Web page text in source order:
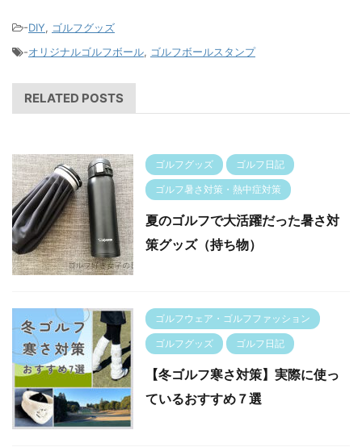
-DIY, ゴルフグッズ
-オリジナルゴルフボール, ゴルフボールスタンプ
RELATED POSTS
ゴルフグッズ ゴルフ日記
ゴルフ暑さ対策・熱中症対策
夏のゴルフで大活躍だった暑さ対
策グッズ（持ち物）
ゴルフウェア・ゴルフファッション
ゴルフグッズ ゴルフ日記
【冬ゴルフ寒さ対策】実際に使っ
ているおすすめ７選